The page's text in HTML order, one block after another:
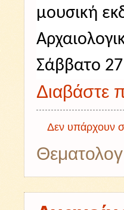
μουσική
Σάββατο
Διαβάστε
Δεν υπάρχουν